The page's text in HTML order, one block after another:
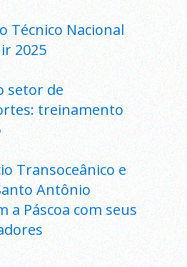
Técnico Nacional
2025
setor de
treinamento
Transoceânico e
Antônio
a Páscoa com seus